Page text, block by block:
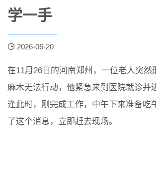
学一手
2026-06-20
在11月26日的河南郑州，一位老人突然
麻木无法行动，他紧急来到医院就诊并
逢此时，刚完成工作，中午下来准备吃
了这个消息，立即赶去现场。